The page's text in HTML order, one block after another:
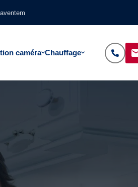
caméra Chauffage